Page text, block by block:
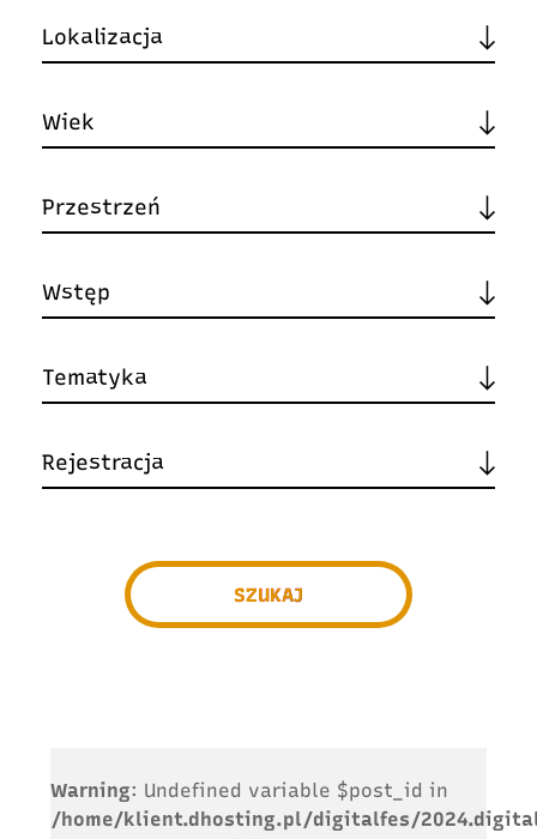
SZUKAJ
Warning: Undefined variable $post_id in
/home/klient.dhosting.pl/digitalfes/